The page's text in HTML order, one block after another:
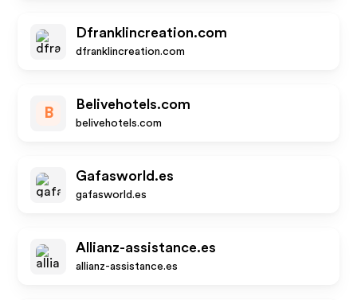
Dfranklincreation.com
dfranklincreation.com
B
Belivehotels.com
belivehotels.com
Gafasworld.es
gafasworld.es
Allianz-assistance.es
allianz-assistance.es